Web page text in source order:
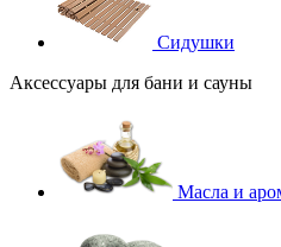
Сидушки
Аксессуары для бани и сауны
Масла и